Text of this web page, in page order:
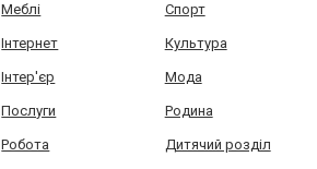
Меблі Спорт
Інтернет Культура
Інтер'єр Мода
Послуги Родина
Робота Дитячий розділ